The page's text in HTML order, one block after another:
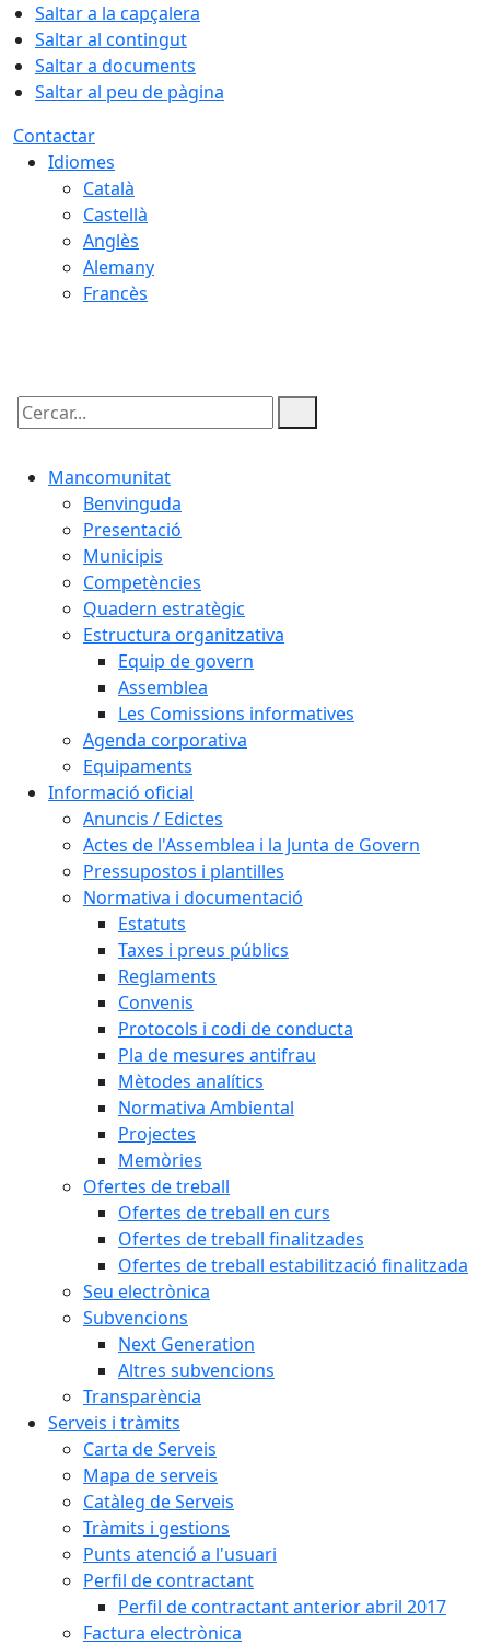
Saltar a la capçalera
Saltar al contingut
Saltar a documents
Saltar al peu de pàgina
Contactar
Idiomes
Català
Castellà
Anglès
Alemany
Francès
Cercar:
Mancomunitat
Benvinguda
Presentació
Municipis
Competències
Quadern estratègic
Estructura organitzativa
Equip de govern
Assemblea
Les Comissions informatives
Agenda corporativa
Equipaments
Informació oficial
Anuncis / Edictes
Actes de l'Assemblea i la Junta de Govern
Pressupostos i plantilles
Normativa i documentació
Estatuts
Taxes i preus públics
Reglaments
Convenis
Protocols i codi de conducta
Pla de mesures antifrau
Mètodes analítics
Normativa Ambiental
Projectes
Memòries
Ofertes de treball
Ofertes de treball en curs
Ofertes de treball finalitzades
Ofertes de treball estabilització finalitzada
Seu electrònica
Subvencions
Next Generation
Altres subvencions
Transparència
Serveis i tràmits
Carta de Serveis
Mapa de serveis
Catàleg de Serveis
Tràmits i gestions
Punts atenció a l'usuari
Perfil de contractant
Perfil de contractant anterior abril 2017
Factura electrònica